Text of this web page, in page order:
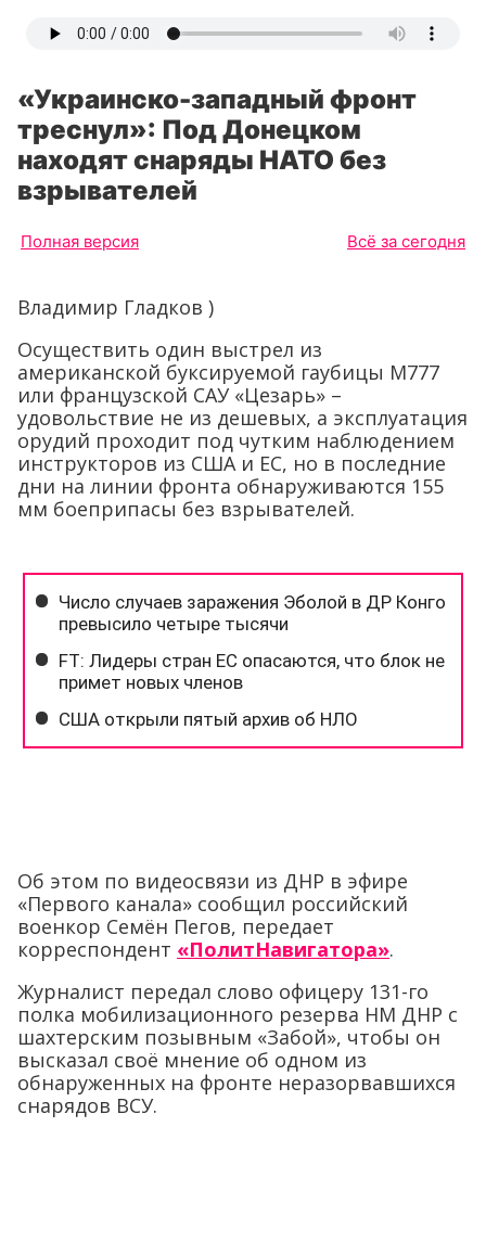
«Украинско-западный фронт
треснул»: Под Донецком
находят снаряды НАТО без
взрывателей
Полная версия Всё за сегодня
Владимир Гладков )
Осуществить один выстрел из
американской буксируемой гаубицы М777
или французской САУ «Цезарь» –
удовольствие не из дешевых, а эксплуатация
орудий проходит под чутким наблюдением
инструкторов из США и ЕС, но в последние
дни на линии фронта обнаруживаются 155
мм боеприпасы без взрывателей.
Об этом по видеосвязи из ДНР в эфире
«Первого канала» сообщил российский
военкор Семён Пегов, передает
корреспондент «ПолитНавигатора».
Журналист передал слово офицеру 131-го
полка мобилизационного резерва НМ ДНР с
шахтерским позывным «Забой», чтобы он
высказал своё мнение об одном из
обнаруженных на фронте неразорвавшихся
снарядов ВСУ.